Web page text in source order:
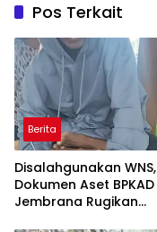
Pos Terkait
Berita
Disalahgunakan WNS,
Dokumen Aset BPKAD
Jembrana Rugikan